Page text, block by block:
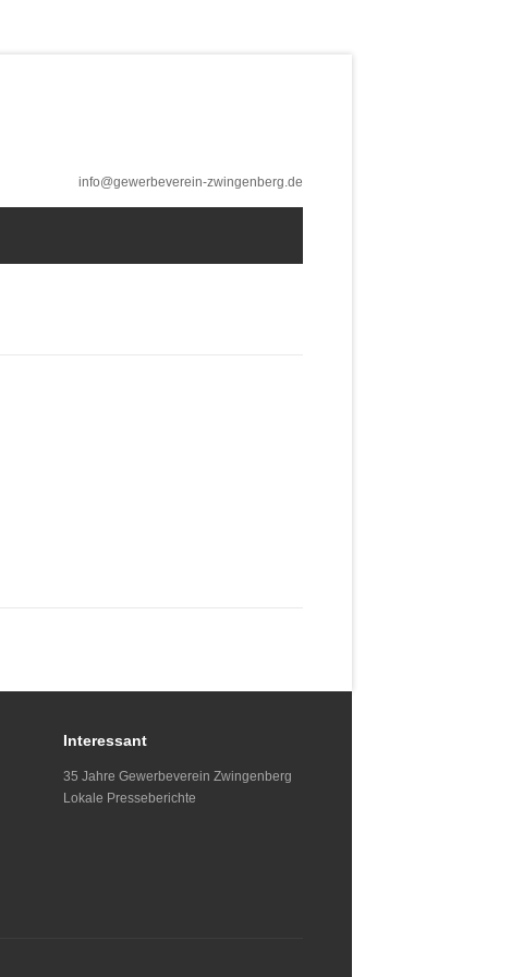
info@gewerbeverein-zwingenberg.de
Interessant
35 Jahre Gewerbeverein Zwingenberg
Lokale Presseberichte